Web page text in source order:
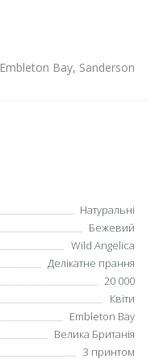
Bay, Sanderson
Натуральні
Бежевий
Wild Angelica
Делікатне прання
20 000
Квіти
Embleton Bay
Велика Британія
З принтом